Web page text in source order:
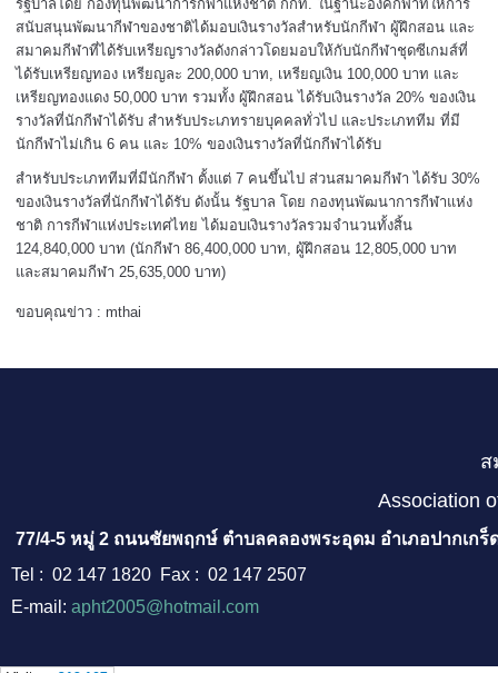
รัฐบาลโดย กองทุนพัฒนาการกีฬาแห่งชาติ กกท. ในฐานะองค์กีฬาที่ให้การ
สนับสนุนพัฒนากีฬาของชาติได้มอบเงินรางวัลสำหรับนักกีฬา ผู้ฝึกสอน และ
สมาคมกีฬาที่ได้รับเหรียญรางวัลดังกล่าวโดยมอบให้กับนักกีฬาชุดซีเกมส์ที่
ได้รับเหรียญทอง เหรียญละ 200,000 บาท, เหรียญเงิน 100,000 บาท และ
เหรียญทองแดง 50,000 บาท รวมทั้ง ผู้ฝึกสอน ได้รับเงินรางวัล 20% ของเงิน
รางวัลที่นักกีฬาได้รับ สำหรับประเภทรายบุคคลทั่วไป และประเภททีม ที่มี
นักกีฬาไม่เกิน 6 คน และ 10% ของเงินรางวัลที่นักกีฬาได้รับ
สำหรับประเภททีมที่มีนักกีฬา ตั้งแต่ 7 คนขึ้นไป ส่วนสมาคมกีฬา ได้รับ 30%
ของเงินรางวัลที่นักกีฬาได้รับ ดังนั้น รัฐบาล โดย กองทุนพัฒนาการกีฬาแห่ง
ชาติ การกีฬาแห่งประเทศไทย ได้มอบเงินรางวัลรวมจำนวนทั้งสิ้น
124,840,000 บาท (นักกีฬา 86,400,000 บาท, ผู้ฝึกสอน 12,805,000 บาท
และสมาคมกีฬา 25,635,000 บาท)
ขอบคุณข่าว : mthai
ส
Association
77/4-5 หมู่ 2 ถนนชัยพฤกษ์ ตำบลคลองพระอุดม อำเภอปากเกร็
Tel : 02 147 1820 Fax : 02 147 2507
E-mail: apht2005@hotmail.com